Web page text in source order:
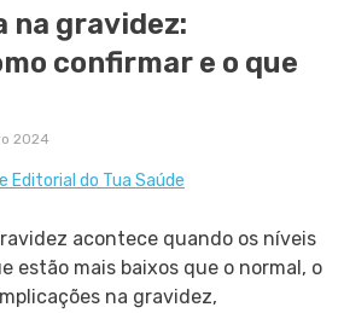
SAÚDE NAS REDES SOCIAIS
na gravidez:
confirmar e o que
2024
Editorial do Tua Saúde
acontece quando os níveis
estão mais baixos que o normal, o
na gravidez,